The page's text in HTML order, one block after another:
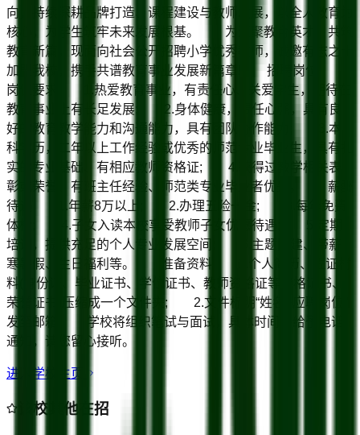
向，持续深耕品牌打造、课程建设与教师发展，以全人教育为
核心，为学生筑牢未来发展根基。 为汇聚教育英才，共筑
教育新篇，现面向社会公开招聘小学优秀教师，诚邀有志之士
加盟我校，携手共谱教育事业发展新篇章! 招聘岗位
岗位要求 1.热爱教育事业，有责任心、关爱学生，期待在
教育事业上有长足发展; 2.身体健康，责任心强，具有良
好的教育教学能力和沟通能力，具有团队协作能力; 3.本
科学历，二年以上工作经验或优秀的师范专业毕业生，具有扎
实的专业基础、有相应教师资格证; 4.获得过教学相关表
彰或荣誉、有班主任经验、师范类专业毕业者优先。 薪酬
待遇 1.年薪8万以上; 2.办理五险一金; 3.每年免费
体检; 4.子女入读本校享受教师子女优惠待遇; 5.定期
培训，提供充足的个人专业发展空间; 6.主题团建、带薪
寒暑假、生日福利等。 准备资料 1.个人简历、佐证材
料(身份证、毕业证书、学位证书、教师资格证等资格证书、
荣誉证书)压缩成一个文件夹; 2.文件标明“姓名+应聘岗位”
发至邮箱; 学校将组织笔试与面试，具体时间将给予电话
通知，请您留心接听。
进入学校主页
该校其他在招